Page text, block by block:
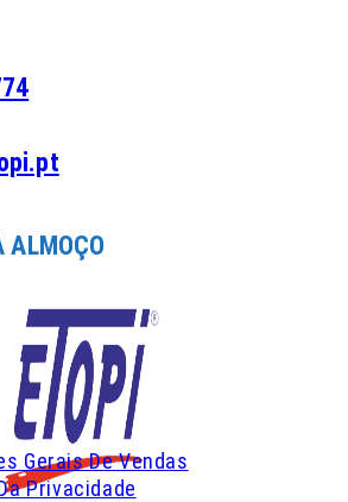
ALMOÇO
Gerais De Vendas
Privacidade